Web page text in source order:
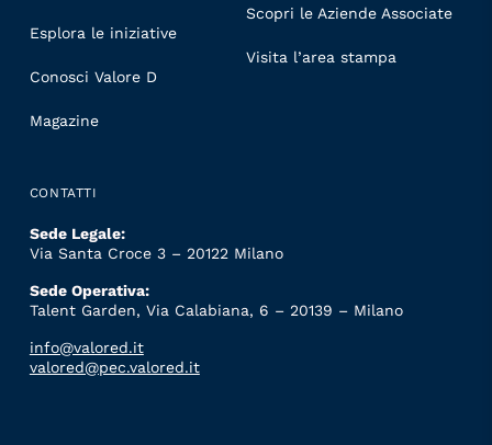
Esplora le iniziative
Conosci Valore D
Magazine
Scopri le Aziende Associate
Visita l’area stampa
CONTATTI
Sede Legale:
Via Santa Croce 3 – 20122 Milano
Sede Operativa:
Talent Garden, Via Calabiana, 6 – 20139 – Milano
info@valored.it
valored@pec.valored.it